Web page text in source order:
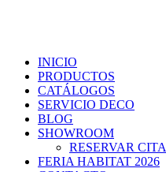
INICIO
PRODUCTOS
CATÁLOGOS
SERVICIO DECO
BLOG
SHOWROOM
RESERVAR CITA
FERIA HABITAT 2026